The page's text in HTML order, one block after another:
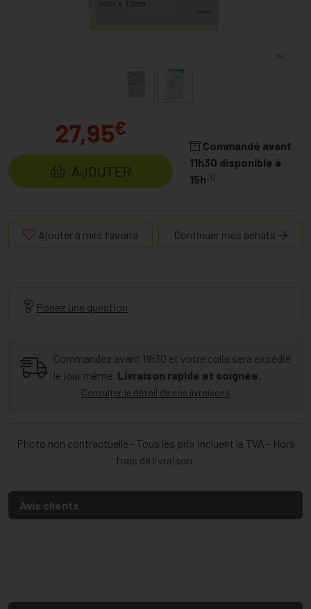
27,95€
AJOUTER
Commandé avant
11h30 disponible à
15h (1)
Ajouter à mes favoris Continuer mes achats
Posez une question
Commandez avant 11h30 et votre colis sera expédié
le jour même. Livraison rapide et soignée.
Consulter le détail de nos livraisons
Photo non contractuelle - Tous les prix incluent la TVA - Hors
frais de livraison.
Avis clients